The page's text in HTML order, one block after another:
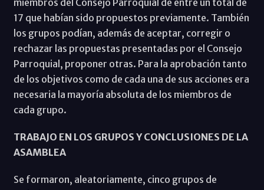
miembros del Consejo Parroquial de entre un total de
17 que habían sido propuestos previamente. También
los grupos podían, además de aceptar, corregir o
rechazar las propuestas presentadas por el Consejo
Parroquial, proponer otras. Para la aprobación tanto
de los objetivos como de cada una de sus acciones era
necesaria la mayoría absoluta de los miembros de
cada grupo.
TRABAJO EN LOS GRUPOS Y CONCLUSIONES DE LA
ASAMBLEA
Se formaron, aleatoriamente, cinco grupos de